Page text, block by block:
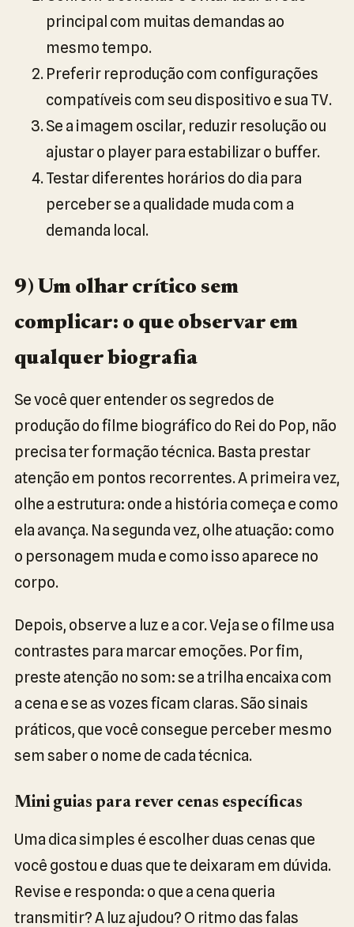
principal com muitas demandas ao
mesmo tempo.
Preferir reprodução com configurações
compatíveis com seu dispositivo e sua TV.
Se a imagem oscilar, reduzir resolução ou
ajustar o player para estabilizar o buffer.
Testar diferentes horários do dia para
perceber se a qualidade muda com a
demanda local.
9) Um olhar crítico sem
complicar: o que observar em
qualquer biografia
Se você quer entender os segredos de
produção do filme biográfico do Rei do Pop, não
precisa ter formação técnica. Basta prestar
atenção em pontos recorrentes. A primeira vez,
olhe a estrutura: onde a história começa e como
ela avança. Na segunda vez, olhe atuação: como
o personagem muda e como isso aparece no
corpo.
Depois, observe a luz e a cor. Veja se o filme usa
contrastes para marcar emoções. Por fim,
preste atenção no som: se a trilha encaixa com
a cena e se as vozes ficam claras. São sinais
práticos, que você consegue perceber mesmo
sem saber o nome de cada técnica.
Mini guias para rever cenas específicas
Uma dica simples é escolher duas cenas que
você gostou e duas que te deixaram em dúvida.
Revise e responda: o que a cena queria
transmitir? A luz ajudou? O ritmo das falas